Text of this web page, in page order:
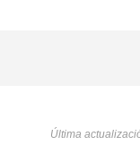
Última